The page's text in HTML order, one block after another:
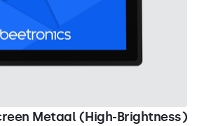
Metaal (High-Brightness)